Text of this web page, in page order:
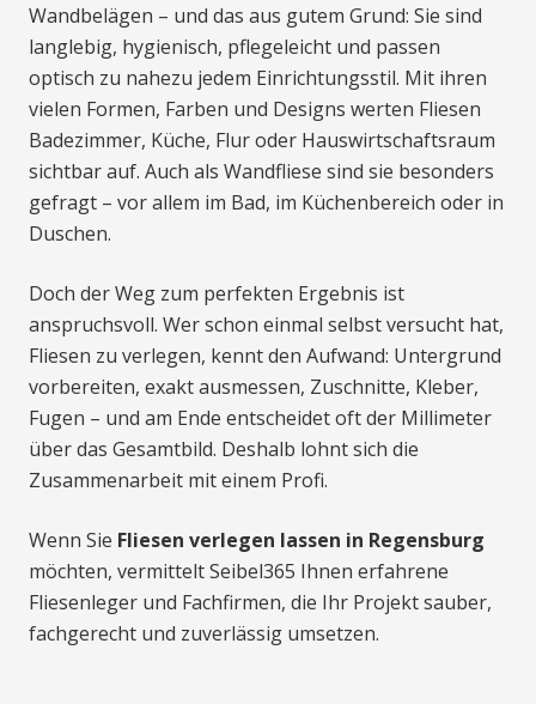
Wandbelägen – und das aus gutem Grund: Sie sind
langlebig, hygienisch, pflegeleicht und passen
optisch zu nahezu jedem Einrichtungsstil. Mit ihren
vielen Formen, Farben und Designs werten Fliesen
Badezimmer, Küche, Flur oder Hauswirtschaftsraum
sichtbar auf. Auch als Wandfliese sind sie besonders
gefragt – vor allem im Bad, im Küchenbereich oder in
Duschen.
Doch der Weg zum perfekten Ergebnis ist
anspruchsvoll. Wer schon einmal selbst versucht hat,
Fliesen zu verlegen, kennt den Aufwand: Untergrund
vorbereiten, exakt ausmessen, Zuschnitte, Kleber,
Fugen – und am Ende entscheidet oft der Millimeter
über das Gesamtbild. Deshalb lohnt sich die
Zusammenarbeit mit einem Profi.
Wenn Sie Fliesen verlegen lassen in Regensburg
möchten, vermittelt Seibel365 Ihnen erfahrene
Fliesenleger und Fachfirmen, die Ihr Projekt sauber,
fachgerecht und zuverlässig umsetzen.